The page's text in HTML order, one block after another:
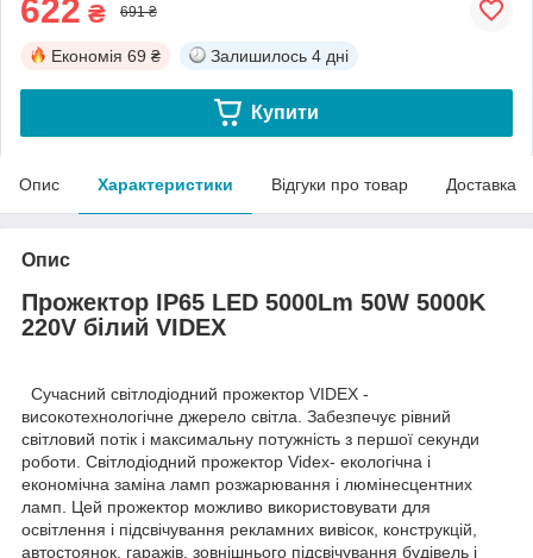
622 ₴ 691 ₴
Економія 69 ₴ Залишилось 4 дні
Купити
Опис Характеристики Відгуки про товар Доставка
Опис
Прожектор IP65 LED 5000Lm 50W 5000K
220V білий VIDEX
Сучасний світлодіодний прожектор VIDEX -
високотехнологічне джерело світла. Забезпечує рівний
світловий потік і максимальну потужність з першої секунди
роботи. Світлодіодний прожектор Videx- екологічна і
економічна заміна ламп розжарювання і люмінесцентних
ламп. Цей прожектор можливо використовувати для
освітлення і підсвічування рекламних вивісок, конструкцій,
автостоянок, гаражів, зовнішнього підсвічування будівель і